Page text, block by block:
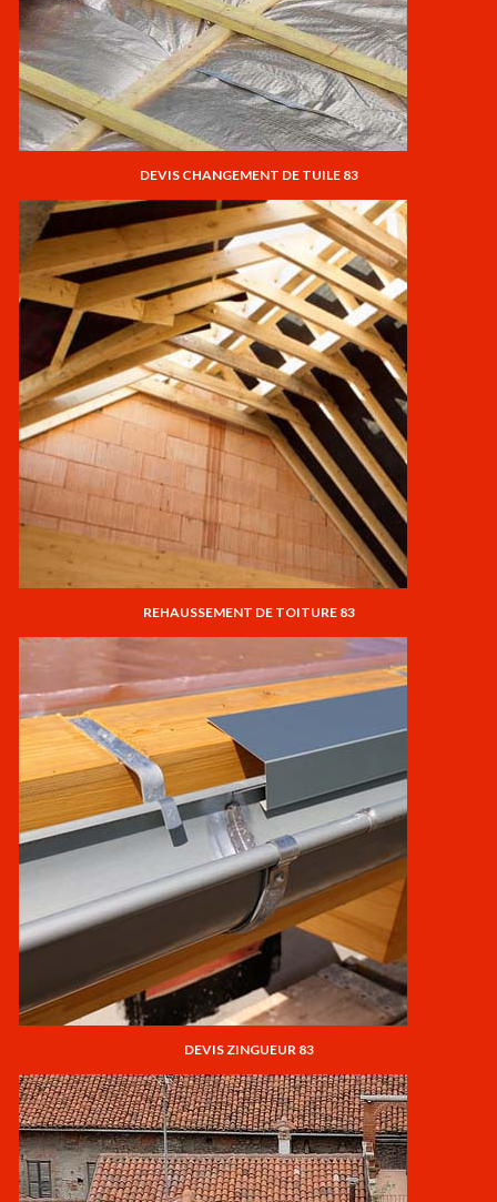
DEVIS CHANGEMENT DE TUILE 83
REHAUSSEMENT DE TOITURE 83
DEVIS ZINGUEUR 83